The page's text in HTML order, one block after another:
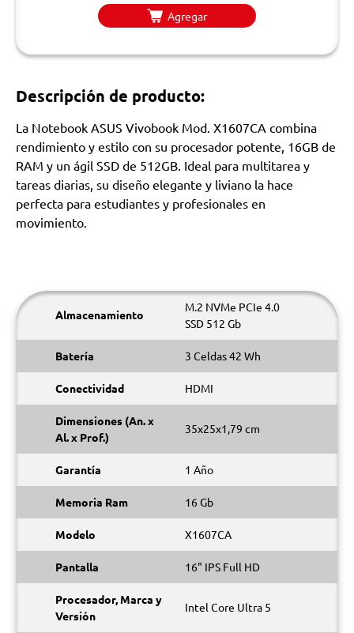
Agregar
Descripción de producto:
La Notebook ASUS Vivobook Mod. X1607CA combina
rendimiento y estilo con su procesador potente, 16GB de
RAM y un ágil SSD de 512GB. Ideal para multitarea y
tareas diarias, su diseño elegante y liviano la hace
perfecta para estudiantes y profesionales en
movimiento.
Almacenamiento
M.2 NVMe PCIe 4.0
SSD 512 Gb
Batería 3 Celdas 42 Wh
Conectividad HDMI
Dimensiones (An. x
Al. x Prof.)
35x25x1,79 cm
Garantía 1 Año
Memoria Ram 16 Gb
Modelo X1607CA
Pantalla 16" IPS Full HD
Procesador, Marca y
Versión
Intel Core Ultra 5